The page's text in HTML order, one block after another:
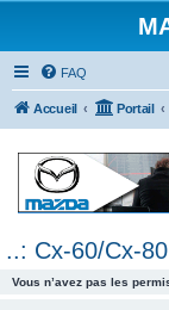
FAQ
Accueil Portail
..: Cx-60/Cx-
Vous n’avez pas les